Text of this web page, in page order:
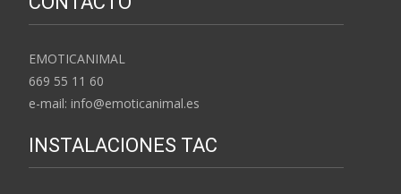
EMOTICANIMAL
669 55 11 60
e-mail: info@emoticanimal.es
INSTALACIONES TAC